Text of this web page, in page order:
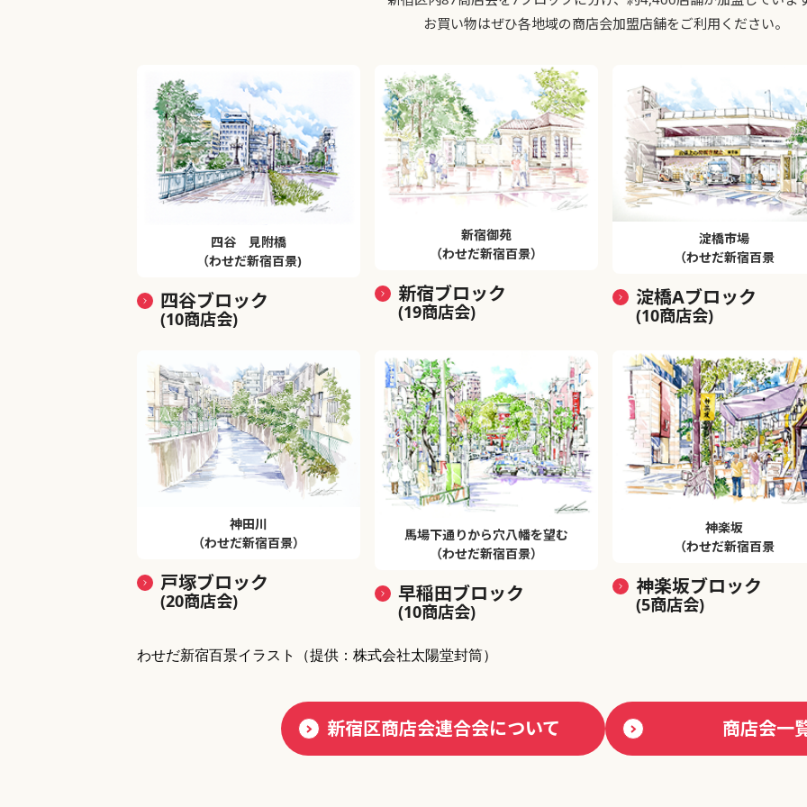
お買い物はぜひ各地域の商店会加盟店舗をご利用ください。
四谷 見附橋
（わせだ新宿百景)
四谷ブロック
(10商店会)
新宿御苑
（わせだ新宿百景）
新宿ブロック
(19商店会)
淀橋市場
（わせだ新宿百景
淀橋Aブロック
(10商店会)
神田川
（わせだ新宿百景）
戸塚ブロック
(20商店会)
馬場下通りから穴八幡を望む
（わせだ新宿百景）
早稲田ブロック
(10商店会)
神楽坂
（わせだ新宿百景
神楽坂ブロック
(5商店会)
わせだ新宿百景イラスト （提供：株式会社太陽堂封筒）
新宿区商店会連合会について 商店会一